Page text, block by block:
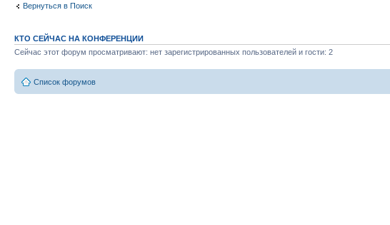
Вернуться в Поиск
КТО СЕЙЧАС НА КОНФЕРЕНЦИИ
Сейчас этот форум просматривают: нет зарегистрированных пользователей и гости: 2
Список форумов